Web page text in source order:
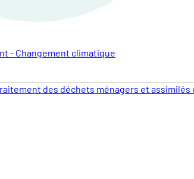
- Changement climatique
des déchets ménagers et assimilés